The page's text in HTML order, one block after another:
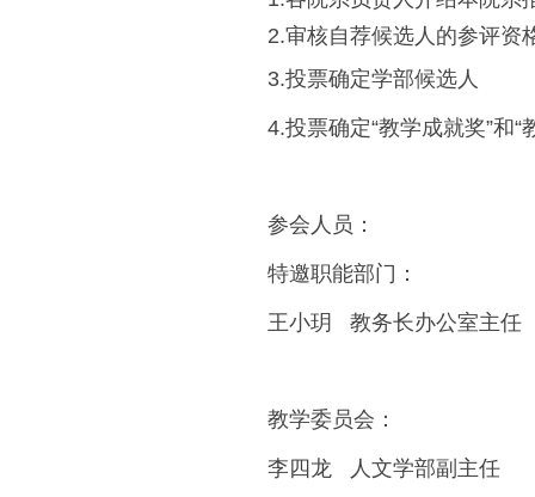
2.审核自荐候选人的参评资
3.投票确定学部候选人
4.投票确定“教学成就奖”和
参会人员：
特邀职能部门：
王小玥 教务长办公室主任
教学委员会：
李四龙 人文学部副主任